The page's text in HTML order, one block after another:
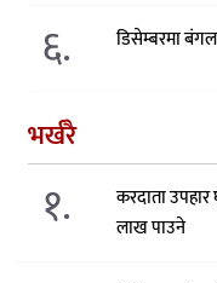
६. डिसेम्बरमा
भर्खरै
१.
करदाता
लाख पाउने